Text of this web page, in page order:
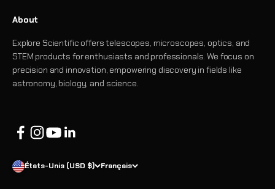
About
Explore Scientific offers telescopes, microscopes, optics, and
STEM products for enthusiasts and professionals. We focus on
precision and innovation, empowering discovery in fields like
astronomy, biology, and science.
États-Unis (USD $) Français